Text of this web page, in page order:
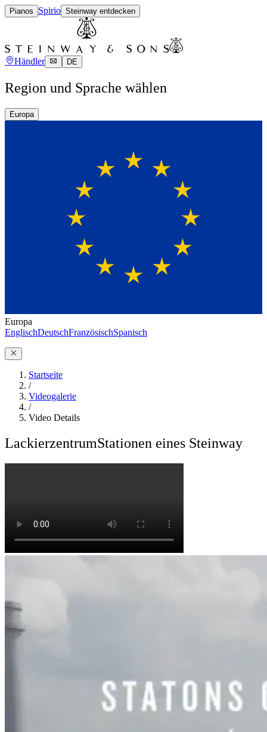
Pianos Spirio Steinway entdecken
Händler DE
Region und Sprache wählen
Europa
Europa
EnglischDeutschFranzösischSpanisch
Startseite
/
Videogalerie
/
Video Details
LackierzentrumStationen eines Steinway